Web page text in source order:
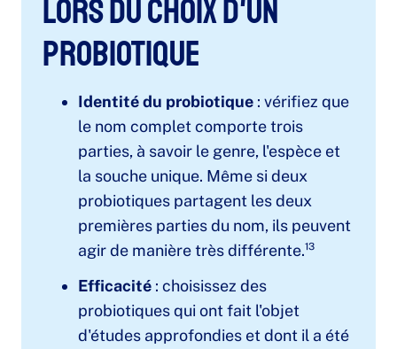
lors du choix d'un
probiotique
Identité du probiotique : vérifiez que
le nom complet comporte trois
parties, à savoir le genre, l'espèce et
la souche unique. Même si deux
probiotiques partagent les deux
premières parties du nom, ils peuvent
agir de manière très différente.¹³
Efficacité : choisissez des
probiotiques qui ont fait l'objet
d'études approfondies et dont il a été